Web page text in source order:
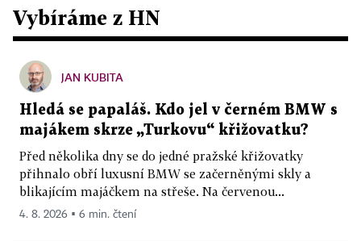
Vybíráme z HN
JAN KUBITA
Hledá se papaláš. Kdo jel v černém BMW s
majákem skrze „Turkovu“ křižovatku?
Před několika dny se do jedné pražské křižovatky
přihnalo obří luxusní BMW se začerněnými skly a
blikajícím majáčkem na střeše. Na červenou...
4. 8. 2026 ▪ 6 min. čtení